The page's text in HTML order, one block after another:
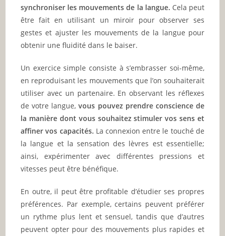
synchroniser les mouvements de la langue. Cela peut
être fait en utilisant un miroir pour observer ses
gestes et ajuster les mouvements de la langue pour
obtenir une fluidité dans le baiser.
Un exercice simple consiste à s’embrasser soi-même,
en reproduisant les mouvements que l’on souhaiterait
utiliser avec un partenaire. En observant les réflexes
de votre langue,vous pouvez prendre conscience de
la manière dont vous souhaitez stimuler vos sens et
affiner vos capacités. La connexion entre le touché de
la langue et la sensation des lèvres est essentielle;
ainsi, expérimenter avec différentes pressions et
vitesses peut être bénéfique.
En outre, il peut être profitable d’étudier ses propres
préférences. Par exemple, certains peuvent préférer
un rythme plus lent et sensuel, tandis que d’autres
peuvent opter pour des mouvements plus rapides et